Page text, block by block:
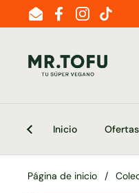
Ir al contenido
EmailFacebook
Instagram
TikTok
Inicio
Página de inicio /